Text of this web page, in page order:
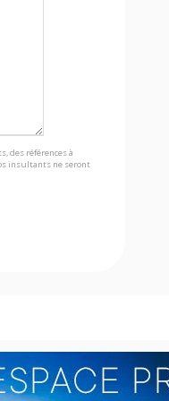
des références à
insultants ne seront